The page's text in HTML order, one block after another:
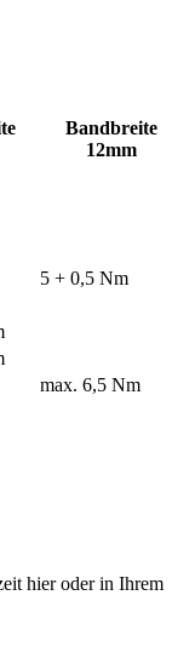
Bandbreite
12mm
5 + 0,5 Nm
max. 6,5 Nm
hier oder in Ihrem